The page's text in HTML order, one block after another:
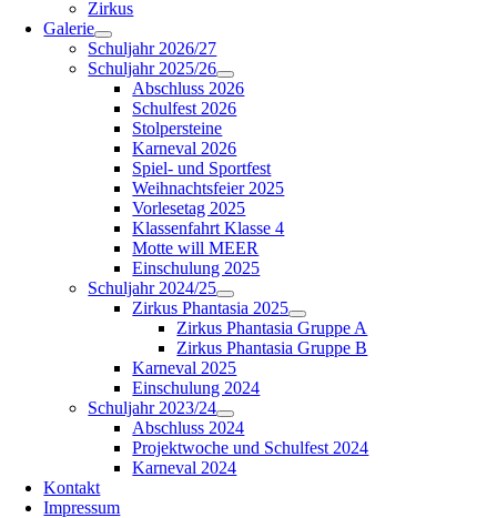
Zirkus
Galerie
Schuljahr 2026/27
Schuljahr 2025/26
Abschluss 2026
Schulfest 2026
Stolpersteine
Karneval 2026
Spiel- und Sportfest
Weihnachtsfeier 2025
Vorlesetag 2025
Klassenfahrt Klasse 4
Motte will MEER
Einschulung 2025
Schuljahr 2024/25
Zirkus Phantasia 2025
Zirkus Phantasia Gruppe A
Zirkus Phantasia Gruppe B
Karneval 2025
Einschulung 2024
Schuljahr 2023/24
Abschluss 2024
Projektwoche und Schulfest 2024
Karneval 2024
Kontakt
Impressum